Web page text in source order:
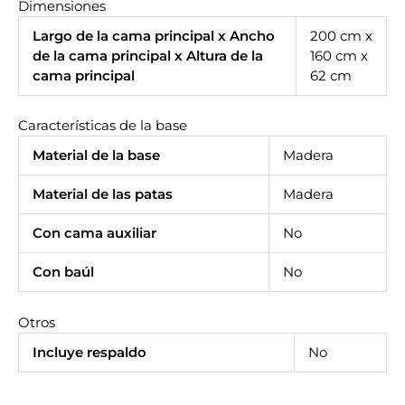
Dimensiones
Largo de la cama principal x Ancho
de la cama principal x Altura de la
cama principal
200 cm x
160 cm x
62 cm
Características de la base
Material de la base
Madera
Material de las patas Madera
Con cama auxiliar No
Con baúl No
Otros
Incluye respaldo
No